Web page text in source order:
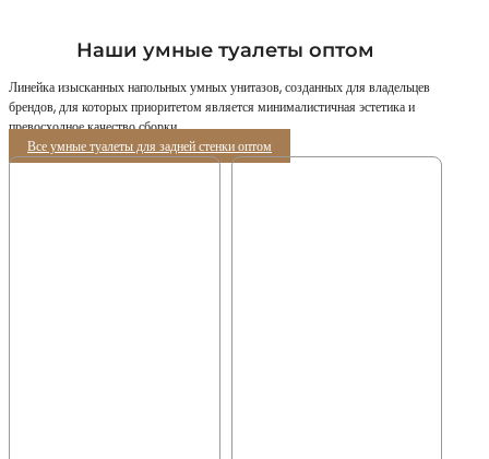
Наши умные туалеты оптом
Линейка изысканных напольных умных унитазов, созданных для владельцев
брендов, для которых приоритетом является минималистичная эстетика и
превосходное качество сборки.
Все умные туалеты для задней стенки оптом